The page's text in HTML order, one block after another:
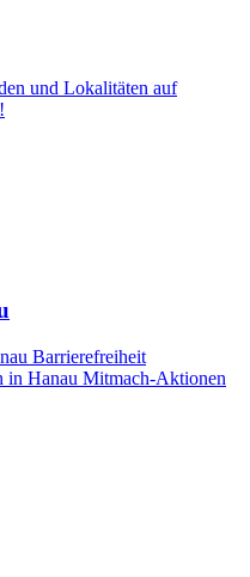
und Lokalitäten auf
Barrierefreiheit
in Hanau Mitmach-Aktionen